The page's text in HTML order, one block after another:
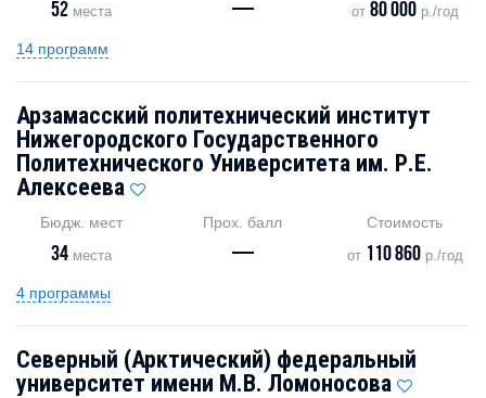
52места — от 80 000р./год
14 программ
Арзамасский политехнический институт
Нижегородского Государственного
Политехнического Университета им. Р.Е.
Алексеева
Бюдж. мест
34места
Прох. балл
—
Стоимость
от 110 860р./год
4 программы
Северный (Арктический) федеральный
университет имени М.В. Ломоносова